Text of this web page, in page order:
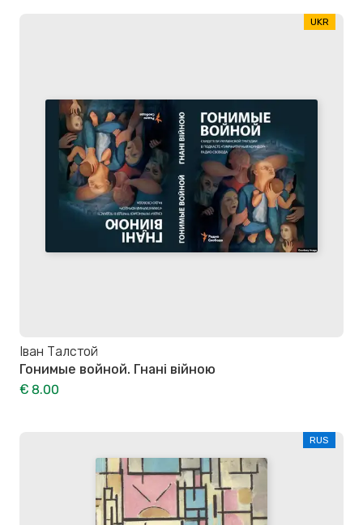
UKR
Іван Талстой
Гонимые войной. Гнані війною
€ 8.00
RUS